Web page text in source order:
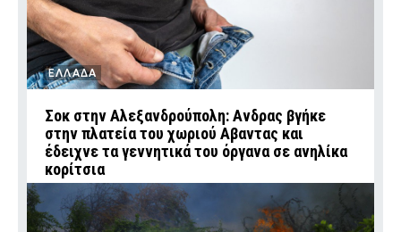
ΕΛΛΑΔΑ
Σοκ στην Αλεξανδρούπολη: Ανδρας βγήκε
στην πλατεία του χωριού Αβαντας και
έδειχνε τα γεννητικά του όργανα σε ανηλίκα
κορίτσια